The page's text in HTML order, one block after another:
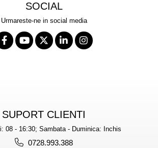
SOCIAL
Urmareste-ne in social media
SUPORT CLIENTI
08 - 16:30; Sambata - Duminica: Inchis
0728.993.388